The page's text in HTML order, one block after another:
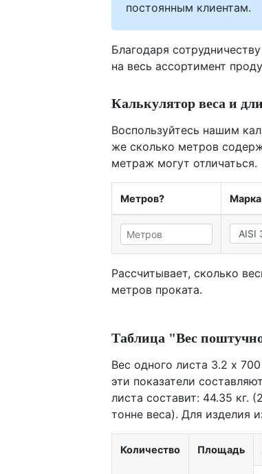
постоянным клиентам.
Благодаря
на весь ассортимент
Калькулятор веса и
Воспользуйтесь нашим
же сколько метров
метраж могут отличаться.
Метров? Марка
Рассчитывает, сколько
метров проката.
Таблица "Вес
Вес одного листа 3.2 х
эти показатели
листа составит: 44.35 кг.
тонне веса). Для изделия
Количество Площадь